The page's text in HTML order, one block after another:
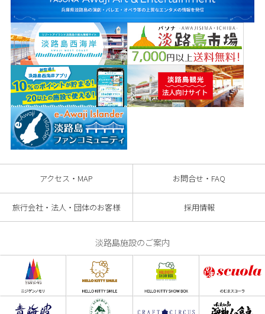
アクセス・MAP お問合せ・FAQ
旅行会社・法人・団体のお客様 採用情報
淡路島施設のご案内